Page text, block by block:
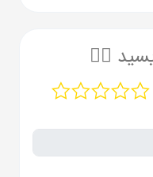
✍🏻